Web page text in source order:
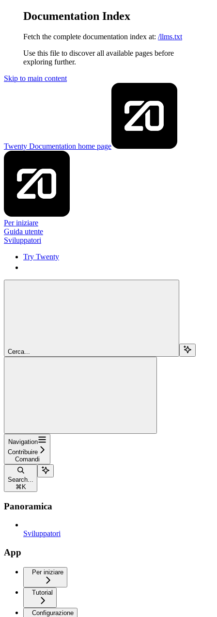
Documentation Index
Fetch the complete documentation index at: /llms.txt
Use this file to discover all available pages before
exploring further.
Skip to main content
Twenty Documentation home page
Per iniziare
Guida utente
Sviluppatori
Try Twenty
Cerca...
Navigation
Contribuire
Comandi
Search...
⌘ K
Panoramica
Sviluppatori
App
Per iniziare
Tutorial
Configurazione